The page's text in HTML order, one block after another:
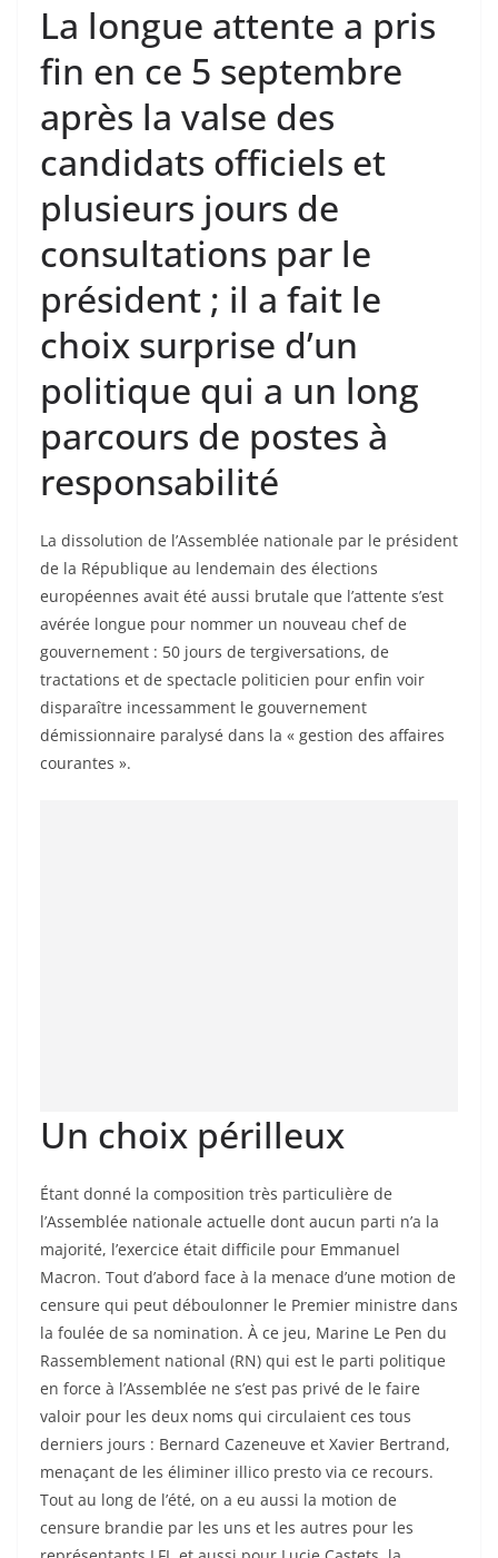
La longue attente a pris
fin en ce 5 septembre
après la valse des
candidats officiels et
plusieurs jours de
consultations par le
président ; il a fait le
choix surprise d’un
politique qui a un long
parcours de postes à
responsabilité
La dissolution de l’Assemblée nationale par le président
de la République au lendemain des élections
européennes avait été aussi brutale que l’attente s’est
avérée longue pour nommer un nouveau chef de
gouvernement : 50 jours de tergiversations, de
tractations et de spectacle politicien pour enfin voir
disparaître incessamment le gouvernement
démissionnaire paralysé dans la « gestion des affaires
courantes ».
Un choix périlleux
Étant donné la composition très particulière de
l’Assemblée nationale actuelle dont aucun parti n’a la
majorité, l’exercice était difficile pour Emmanuel
Macron. Tout d’abord face à la menace d’une motion de
censure qui peut déboulonner le Premier ministre dans
la foulée de sa nomination. À ce jeu, Marine Le Pen du
Rassemblement national (RN) qui est le parti politique
en force à l’Assemblée ne s’est pas privé de le faire
valoir pour les deux noms qui circulaient ces tous
derniers jours : Bernard Cazeneuve et Xavier Bertrand,
menaçant de les éliminer illico presto via ce recours.
Tout au long de l’été, on a eu aussi la motion de
censure brandie par les uns et les autres pour les